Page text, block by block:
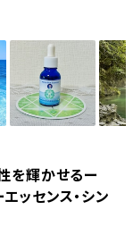
性を輝かせるー
ッセンス・シン